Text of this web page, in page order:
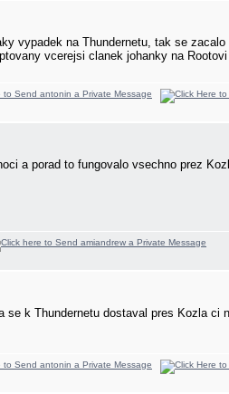
vypadek na Thundernetu, tak se
vcerejsi clanek johanky na
a porad to fungovalo vsechno prez
k Thundernetu dostaval pres Kozla ci